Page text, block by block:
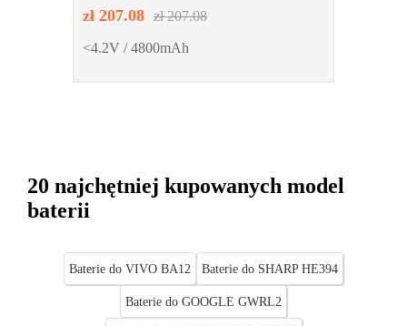
zł 207.08 zł 207.08
<4.2V / 4800mAh
20 najchętniej kupowanych model
baterii
Baterie do VIVO BA12 Baterie do SHARP HE394
Baterie do GOOGLE GWRL2